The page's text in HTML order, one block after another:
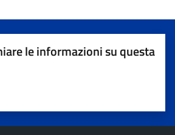
le informazioni su questa
5 stelle su 5
stelle su 5
su 5
5